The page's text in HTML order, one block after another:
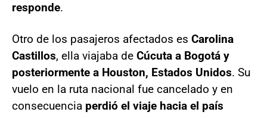
responde.
Otro de los pasajeros afectados es Carolina
Castillos, ella viajaba de Cúcuta a Bogotá y
posteriormente a Houston, Estados Unidos. Su
vuelo en la ruta nacional fue cancelado y en
consecuencia perdió el viaje hacia el país